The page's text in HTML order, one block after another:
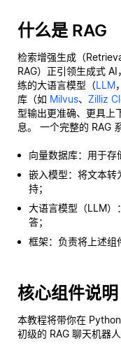
什么是 RAG
检索增强生成（
RAG）正引领生成式
练的大语言模型（LLM
库（如 Milvus、 Zilliz
型输出更准确、更具上
息。 一个完整的 RAG
向量数据库：用于存
嵌入模型：将文本转
持；
大语言模型（LLM）
答；
框架：负责将上述组
核心组件说明
本教程将带你在
初级的 RAG 聊天机器人